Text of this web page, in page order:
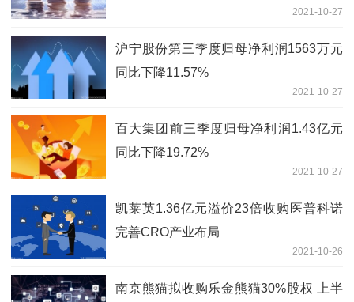
2021-10-27
沪宁股份第三季度归母净利润1563万元
同比下降11.57%
2021-10-27
百大集团前三季度归母净利润1.43亿元
同比下降19.72%
2021-10-27
凯莱英1.36亿元溢价23倍收购医普科诺
完善CRO产业布局
2021-10-26
南京熊猫拟收购乐金熊猫30%股权 上半